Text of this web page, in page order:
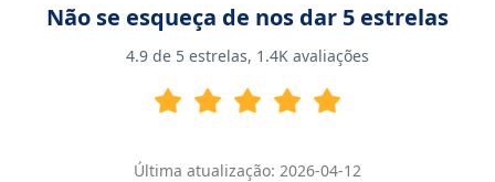
Não se esqueça de nos dar 5 estrelas
4.9 de 5 estrelas, 1.4K avaliações
Última atualização: 2026-04-12